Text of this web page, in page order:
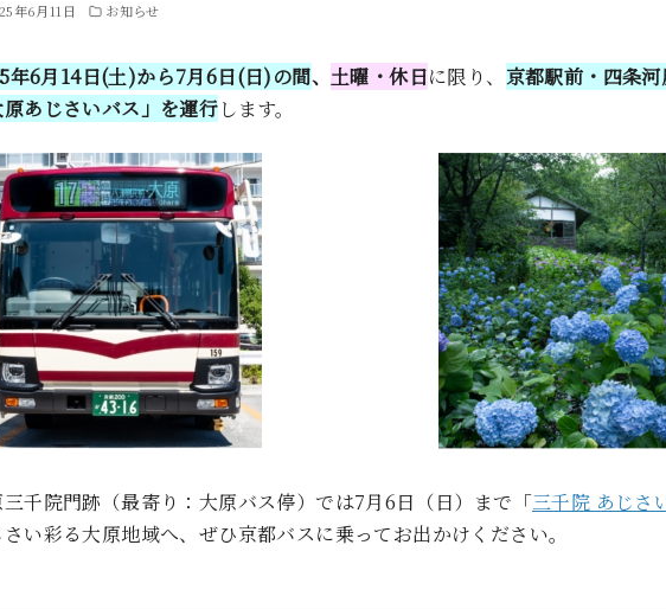
年6月11日 お知らせ
年6月14日(土)から7月6日(日)の間、土曜・休日に限り、 京都駅前・四条
原あじさいバス」を運行します。
千院門跡（最寄り：大原バス停）では7月6日（日）まで「三千院 あじさ
さい彩る大原地域へ、ぜひ京都バスに乗ってお出かけください。